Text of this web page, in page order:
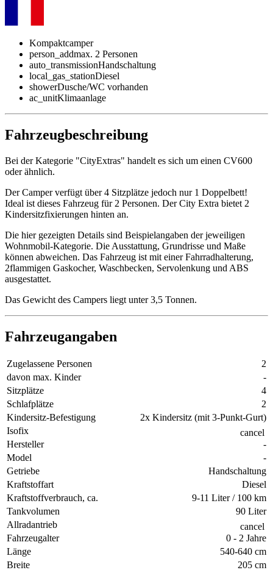
Kompaktcamper
person_addmax. 2 Personen
auto_transmissionHandschaltung
local_gas_stationDiesel
showerDusche/WC vorhanden
ac_unitKlimaanlage
Fahrzeugbeschreibung
Bei der Kategorie "CityExtras" handelt es sich um einen CV600
oder ähnlich.
Der Camper verfügt über 4 Sitzplätze jedoch nur 1 Doppelbett!
Ideal ist dieses Fahrzeug für 2 Personen. Der City Extra bietet 2
Kindersitzfixierungen hinten an.
Die hier gezeigten Details sind Beispielangaben der jeweiligen
Wohnmobil-Kategorie. Die Ausstattung, Grundrisse und Maße
können abweichen. Das Fahrzeug ist mit einer Fahrradhalterung,
2flammigen Gaskocher, Waschbecken, Servolenkung und ABS
ausgestattet.
Das Gewicht des Campers liegt unter 3,5 Tonnen.
Fahrzeugangaben
Zugelassene Personen
2
davon max. Kinder
-
Sitzplätze
4
Schlafplätze
2
Kindersitz-Befestigung
2x Kindersitz (mit 3-Punkt-Gurt)
Isofix
cancel
Hersteller
-
Model
-
Getriebe
Handschaltung
Kraftstoffart
Diesel
Kraftstoffverbrauch, ca.
9-11 Liter / 100 km
Tankvolumen
90 Liter
Allradantrieb
cancel
Fahrzeugalter
0 - 2 Jahre
Länge
540-640 cm
Breite
205 cm